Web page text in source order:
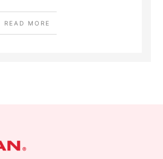
READ MORE